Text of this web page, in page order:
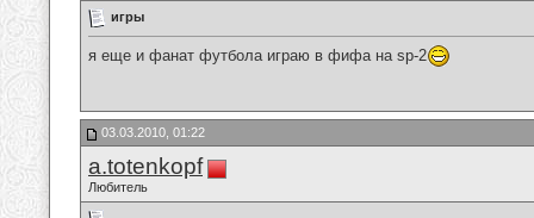
игры
я еще и фанат футбола играю в фифа на sp-2
03.03.2010, 01:22
a.totenkopf
Любитель